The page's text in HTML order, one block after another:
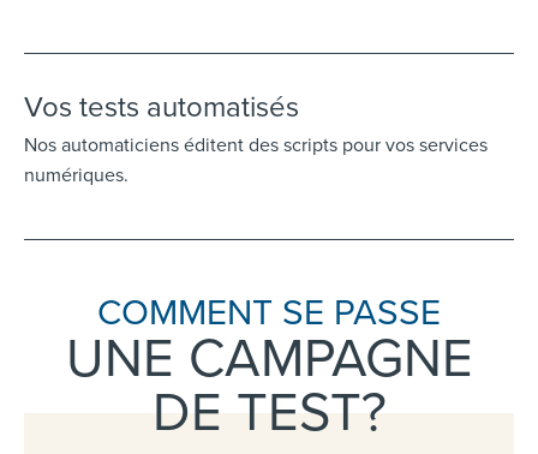
Vos tests automatisés
Nos automaticiens éditent des scripts pour vos services
numériques.
COMMENT SE PASSE
UNE CAMPAGNE
DE TEST?